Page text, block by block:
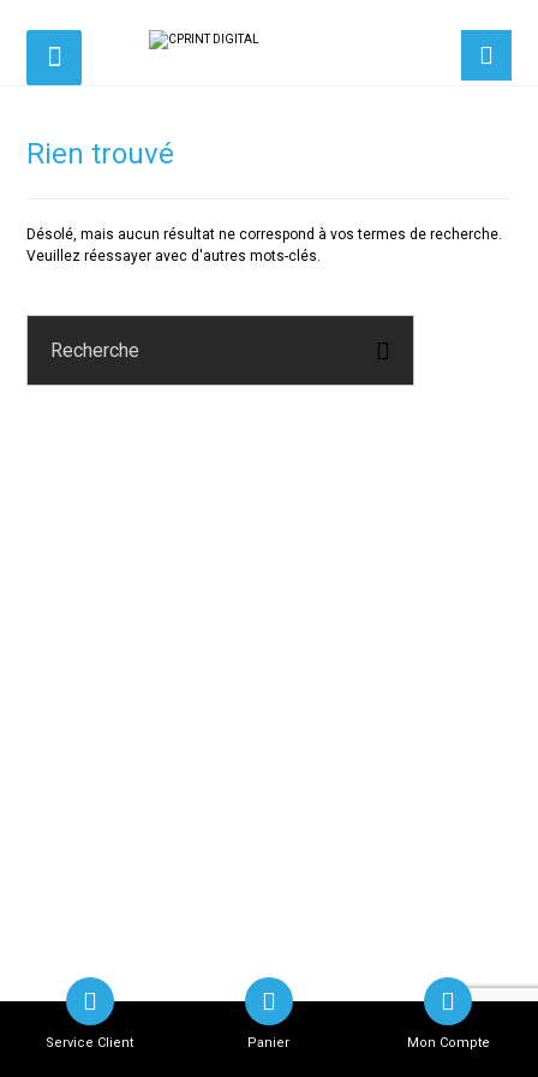
Rien trouvé
Désolé, mais aucun résultat ne correspond à vos termes de recherche.
Veuillez réessayer avec d'autres mots-clés.
Service Client Panier Mon Compte